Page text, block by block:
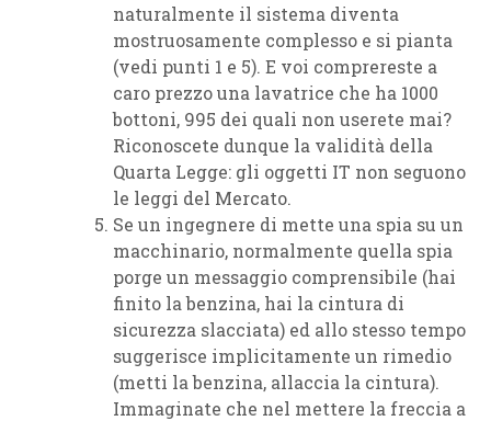
naturalmente il sistema diventa
mostruosamente complesso e si pianta
(vedi punti 1 e 5). E voi comprereste a
caro prezzo una lavatrice che ha 1000
bottoni, 995 dei quali non userete mai?
Riconoscete dunque la validità della
Quarta Legge: gli oggetti IT non seguono
le leggi del Mercato.
Se un ingegnere di mette una spia su un
macchinario, normalmente quella spia
porge un messaggio comprensibile (hai
finito la benzina, hai la cintura di
sicurezza slacciata) ed allo stesso tempo
suggerisce implicitamente un rimedio
(metti la benzina, allaccia la cintura).
Immaginate che nel mettere la freccia a